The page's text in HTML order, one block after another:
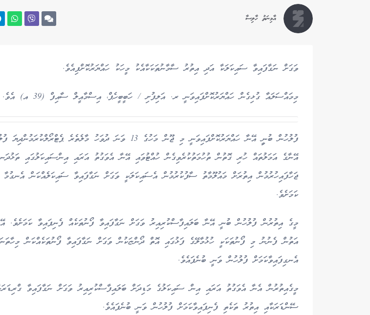
އާމިނަތު ހާލިސާ
ވަގަށް ނަގާފައިވާ ސައިކަލަކާ އަދި އިތުރު ސާމާނުތަކަކާއެކު މީހަކު ހައްޔަރުކޮށްފިއެވެ.
މިމައްސަލައާ ގުޅިގެން ހައްޔަރުކޮށްފައިވަނީ ރ. އަލިފުށި / ހަބީބީހެޕް، އިސްމާއީލް ސާއިފް (39 އ) އެވެ.
ފުލުހުން ބުނިީ އޭނާ ހައްޔަރުކޮށްފައިވަނީ މި ޖޫން މަހުގެ 13 ވަނަ ދުވަހު މާލެތެރެ
އޭނާގެ އަމަލުތައް ހުރި ގޮތުން ތުހުމަތުކުރެވިގެން ހުއްޓުވައި އޭނާ އެވަގުތު އަރައި އިންސައިކަލުގައި
ޖަހާފައިހުރުމުން އިތުރަށް މައުލޫމާތު ސާފުކުރުމުން އެސައިކަލަކީ ވަގަށް ނަގާފައިވާ ސައިކަލެއްކަން އެނގުމާ
ކަމަށެވެ.
މީގެ އިތުރުން ފުލުހުން ބުނީ އޭނާ ބަލައިފާސްކުރިއިރު ވަގަށް ނަގާފައިވާ ފޯނުތަކެއް ފެނިފައިވާ ކަމަށެވެ.
އަތުން ފެނުނު މި ފޯނުތަކަކީ ހުޅުމާލޭގެ ފަޅުގައި އޮތް ދޯންޏަކުން ވަގަށް ނަގާފައިވާ ފޯނުތަކެއްކަން
އެނގިފައިވާކަމަށް ފުލުހުން ވަނީ ބުނެފައެވެ.
މީގެއިތުރުން އެނާ އެވަގުތު އަރައި އިން ސައިކަލުގެ މަޑިދަށް ބަލައިފާސްކުރިއިރު ވަގަށް ނަގާފައިވާ
ސޭންޑަރަކާއި އިތުރު ތަކެތި ފެނިފައިވާކަމަށް ފުލުހުން ވަނީ ބުނެފައެވެ.